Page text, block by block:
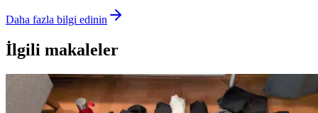
Daha fazla bilgi edinin
İlgili makaleler